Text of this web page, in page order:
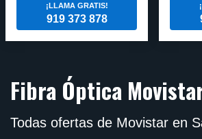
¡LLAMA GRATIS!
919 373 878
Fibra Óptica
Todas ofertas de Movistar en